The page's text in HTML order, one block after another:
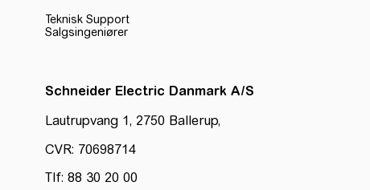
Teknisk Support
Salgsingeniører
Schneider Electric Danmark A/S
Lautrupvang 1, 2750 Ballerup,
CVR: 70698714
Tlf: 88 30 20 00